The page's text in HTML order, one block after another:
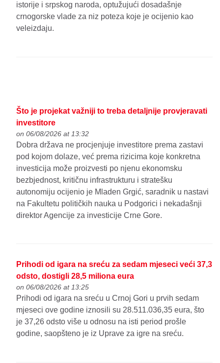
istorije i srpskog naroda, optužujući dosadašnje
crnogorske vlade za niz poteza koje je ocijenio kao
veleizdaju.
Što je projekat važniji to treba detaljnije provjeravati
investitore
on 06/08/2026 at 13:32
Dobra država ne procjenjuje investitore prema zastavi
pod kojom dolaze, već prema rizicima koje konkretna
investicija može proizvesti po njenu ekonomsku
bezbjednost, kritičnu infrastrukturu i stratešku
autonomiju ocijenio je Mladen Grgić, saradnik u nastavi
na Fakultetu političkih nauka u Podgorici i nekadašnji
direktor Agencije za investicije Crne Gore.
Prihodi od igara na sreću za sedam mjeseci veći 37,3
odsto, dostigli 28,5 miliona eura
on 06/08/2026 at 13:25
Prihodi od igara na sreću u Crnoj Gori u prvih sedam
mjeseci ove godine iznosili su 28.511.036,35 eura, što
je 37,26 odsto više u odnosu na isti period prošle
godine, saopšteno je iz Uprave za igre na sreću.